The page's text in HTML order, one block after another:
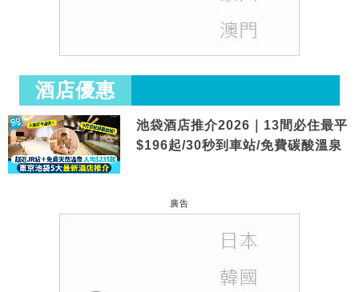
酒店優惠
池袋酒店推介2026｜13間必住最平
$196起/30秒到車站/免費碳酸溫泉
廣告